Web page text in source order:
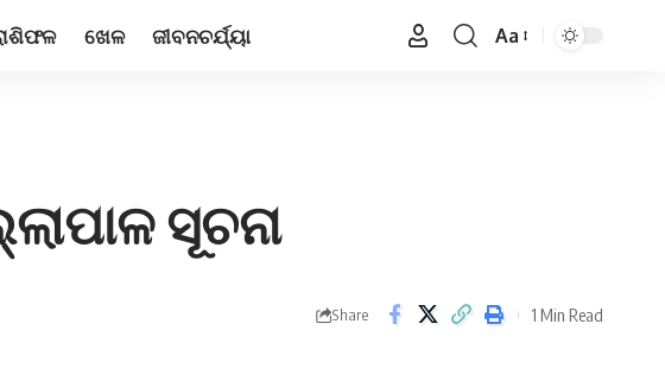
ଖେଳ ଜୀବନଚର୍ଯ୍ୟା
Font
Aa
ସୂଚନା
Share 1 Min Read